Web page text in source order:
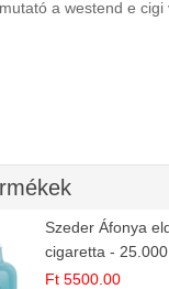
a westend e
Szeder Áfonya
cigaretta -
Gyümölcs Íz
Ft 5500.00